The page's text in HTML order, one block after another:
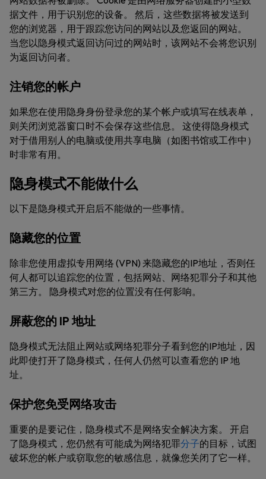
据文件，用于识别您的设备。 然后，这些数据将被发送到
您的浏览器，用于跟踪您访问的网站以及您返回的网站。
当您以隐身模式返回访问过的网站时，该网站不会将您识别
为返回访问者。
注销您的帐户
如果您在使用隐身身份登录您的某个帐户或填写在线表单，
则关闭浏览器窗口时不会保存这些信息。 这使得隐身模式
对于借用别人的电脑或使用共享电脑（如图书馆或工作中）
时非常有用。
隐身模式不能做什么
以下是隐身模式开启后不能做的一些事情。
隐藏您的位置
除非您使用虚拟专用网络 (VPN) 来隐藏您的IP地址，否则任
何人都可以追踪您的位置，包括网站、网络犯罪分子和其他
第三方。 隐身模式对您的位置没有任何影响。
屏蔽您的 IP 地址
隐身模式无法阻止网站或网络犯罪分子看到您的IP地址，因
此即使打开了隐身模式，任何人仍然可以查看您的 IP 地
址。
保护您免受网络攻击
重要的是要记住，隐身模式不是网络安全解决方案。 开启
了隐身模式，您仍然有可能成为网络犯罪分子的目标，试图
破坏您的帐户或窃取您的敏感信息，就像您关闭了它一样。